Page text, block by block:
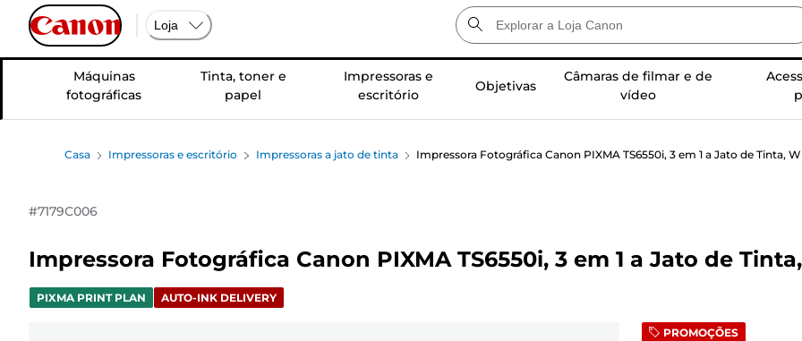
Loja
Máquinas
fotográficas
Tinta, toner e
papel
Impressoras e
escritório
Objetivas
Câmaras de filmar e de
vídeo
Casa Impressoras e escritório Impressoras a jato de tinta Impressora Fotográfica Canon PIXMA TS6550i, 3 em 1 a Jato de Tinta,
#7179C006
Impressora Fotográfica Canon PIXMA TS6550i, 3 em 1 a Jato de
PIXMA PRINT PLAN AUTO-INK DELIVERY
PROMOÇÕES